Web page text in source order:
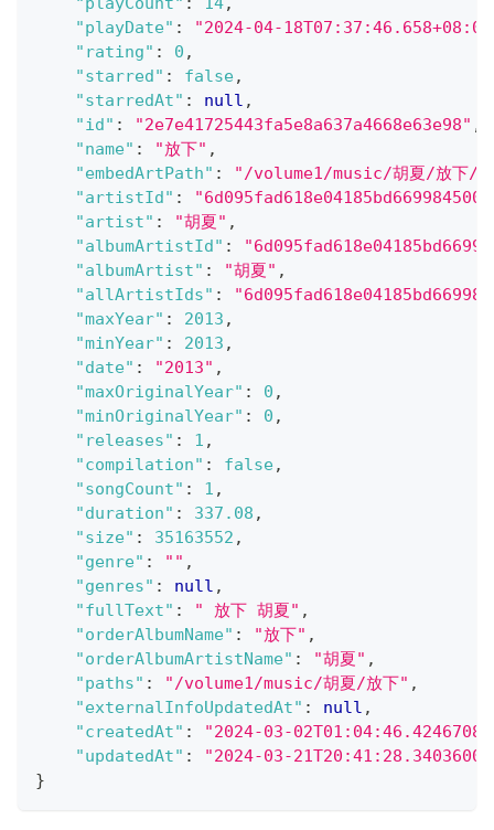
"playDate" :
"2024-04-
"rating" : 0 ,
"starred" : false,
"starredAt" : null ,
"id" : "2e7e41725443fa5e8a637a4668e63e98" ,
"name" : "放下" ,
"embedArtPath" :
"/volume1/music/胡夏/放下/
"artistId" :
"artist" : "胡夏" ,
"albumArtistId" :
"albumArtist" : "胡夏" ,
"allArtistIds" :
"maxYear" : 2013 ,
"minYear" : 2013 ,
"date" : "2013" ,
"maxOriginalYear" : 0 ,
"minOriginalYear" : 0 ,
"releases" : 1 ,
"compilation" : false,
"songCount" : 1 ,
"duration" : 337.08 ,
"size" : 35163552 ,
"genre" : "" ,
"genres" : null ,
"fullText" : " 放下 胡夏" ,
"orderAlbumName" : "放下" ,
"orderAlbumArtistName" : "胡夏" ,
"paths" : "/volume1/music/胡夏/放下" ,
"externalInfoUpdatedAt" : null ,
"createdAt" :
"2024-03-
"updatedAt" :
"2024-03-
}